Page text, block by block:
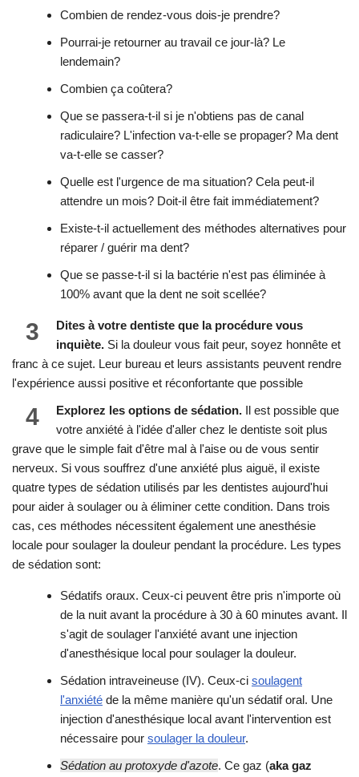
Combien de rendez-vous dois-je prendre?
Pourrai-je retourner au travail ce jour-là? Le
lendemain?
Combien ça coûtera?
Que se passera-t-il si je n'obtiens pas de canal
radiculaire? L'infection va-t-elle se propager? Ma dent
va-t-elle se casser?
Quelle est l'urgence de ma situation? Cela peut-il
attendre un mois? Doit-il être fait immédiatement?
Existe-t-il actuellement des méthodes alternatives pour
réparer / guérir ma dent?
Que se passe-t-il si la bactérie n'est pas éliminée à
100% avant que la dent ne soit scellée?
3
Dites à votre dentiste que la procédure vous
inquiète. Si la douleur vous fait peur, soyez honnête et
franc à ce sujet. Leur bureau et leurs assistants peuvent rendre
l'expérience aussi positive et réconfortante que possible
4 Explorez les options de sédation. Il est possible que
votre anxiété à l'idée d'aller chez le dentiste soit plus
grave que le simple fait d'être mal à l'aise ou de vous sentir
nerveux. Si vous souffrez d'une anxiété plus aiguë, il existe
quatre types de sédation utilisés par les dentistes aujourd'hui
pour aider à soulager ou à éliminer cette condition. Dans trois
cas, ces méthodes nécessitent également une anesthésie
locale pour soulager la douleur pendant la procédure. Les types
de sédation sont:
Sédatifs oraux. Ceux-ci peuvent être pris n'importe où
de la nuit avant la procédure à 30 à 60 minutes avant. Il
s'agit de soulager l'anxiété avant une injection
d'anesthésique local pour soulager la douleur.
Sédation intraveineuse (IV). Ceux-ci soulagent
l'anxiété de la même manière qu'un sédatif oral. Une
injection d'anesthésique local avant l'intervention est
nécessaire pour soulager la douleur.
Sédation au protoxyde d'azote. Ce gaz (aka gaz